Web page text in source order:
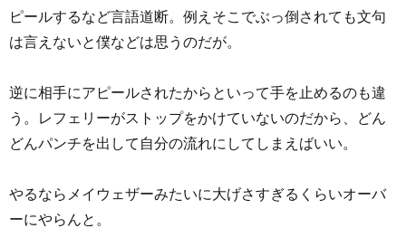
ピールするなど言語道断。例えそこでぶっ倒されても文句
は言えないと僕などは思うのだが。
逆に相手にアピールされたからといって手を止めるのも違
う。レフェリーがストップをかけていないのだから、どん
どんパンチを出して自分の流れにしてしまえばいい。
やるならメイウェザーみたいに大げさすぎるくらいオーバ
ーにやらんと。